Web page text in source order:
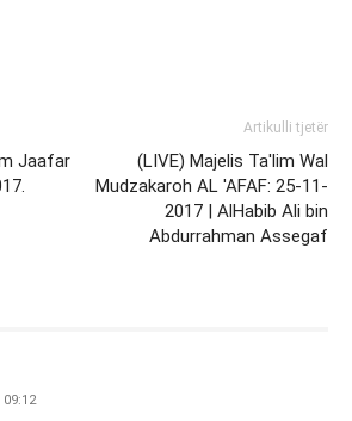
Jaafar
Artikulli tjetër
(LIVE) Majelis Ta'lim Wal
Mudzakaroh AL 'AFAF: 25-11-
2017 | AlHabib Ali bin
Abdurrahman Assegaf